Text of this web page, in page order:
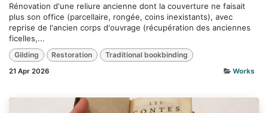
Rénovation d'une reliure ancienne dont la couverture ne faisait
plus son office (parcellaire, rongée, coins inexistants), avec
reprise de l'ancien corps d'ouvrage (récupération des anciennes
ficelles,...
Gilding Restoration Traditional bookbinding
21 Apr 2026 Works